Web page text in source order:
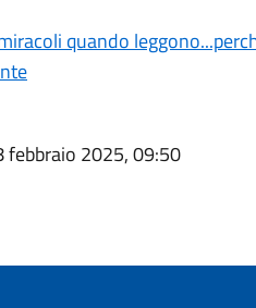
quando
febbraio 2025, 09:50